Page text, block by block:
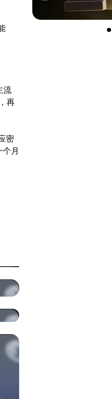
流
再
密
月